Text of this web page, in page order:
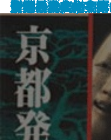
郎
新潮日本美術文
新潮日本美術文
安部公房全集 9
解散後全劇作
佐伯祐三のパリ
新潮日本美術文
新潮日本美術文
安部公房全集 8
中国歴史文化事典
京都発見(二)―路
新潮日本美術文
新潮日本美術文
安部公房全集 7
すいかの匂い
日本・現代・美術
日本の神々
新潮日本美術文
新潮日本美術文
安部公房全集 6